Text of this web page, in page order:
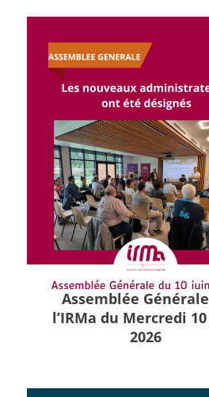
Assemblée
l’IRMa du Mercredi
2026